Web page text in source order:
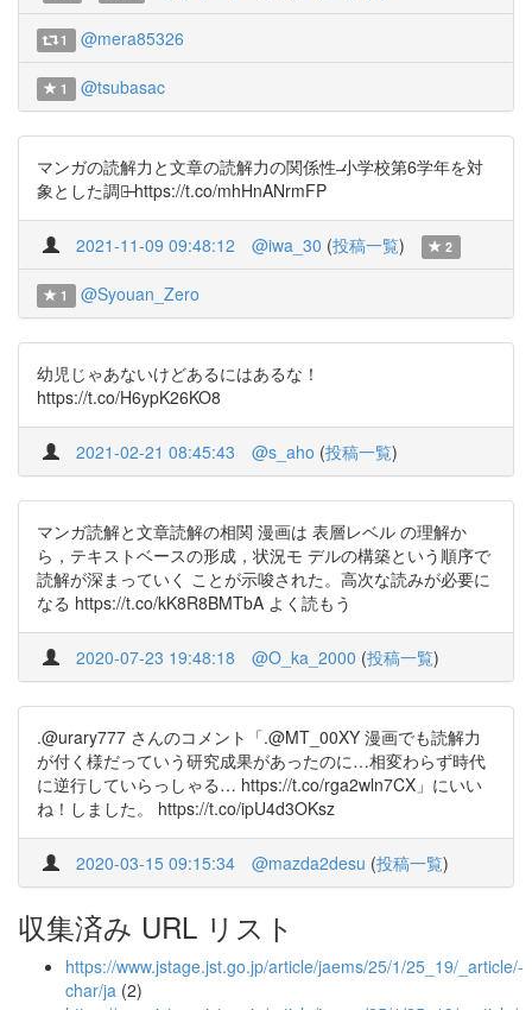
1 @mera85326
1 @tsubasac
マンガの読解力と文章の読解力の関係性 ̶小学校第6学年を対
象とした調査̶ https://t.co/mhHnANrmFP
2021-11-09 09:48:12 @iwa_30 (投稿一覧) 2
1 @Syouan_Zero
幼児じゃあないけどあるにはあるな！
https://t.co/H6ypK26KO8
2021-02-21 08:45:43 @s_aho (投稿一覧)
マンガ読解と文章読解の相関 漫画は 表層レベル の理解か
ら，テキストベースの形成，状況モ デルの構築という順序で
読解が深まっていく ことが示唆された。高次な読みが必要に
なる https://t.co/kK8R8BMTbA よく読もう
2020-07-23 19:48:18 @O_ka_2000 (投稿一覧)
.@urary777 さんのコメント「.@MT_00XY 漫画でも読解力
が付く様だっていう研究成果があったのに…相変わらず時代
に逆行していらっしゃる… https://t.co/rga2wln7CX」にいい
ね！しました。 https://t.co/ipU4d3OKsz
2020-03-15 09:15:34 @mazda2desu (投稿一覧)
収集済み URL リスト
https://www.jstage.jst.go.jp/article/jaems/25/1/25_19/_article/-
char/ja (2)